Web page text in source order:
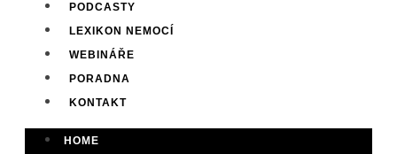
PODCASTY
LEXIKON NEMOCÍ
WEBINÁŘE
PORADNA
KONTAKT
HOME